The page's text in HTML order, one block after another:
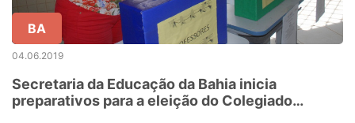
BA
04.06.2019
Secretaria da Educação da Bahia inicia
preparativos para a eleição do Colegiado